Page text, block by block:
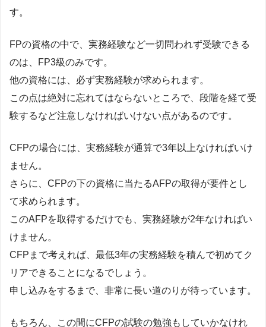
す。
FPの資格の中で、実務経験など一切問われず受験できる
のは、FP3級のみです。
他の資格には、必ず実務経験が求められます。
この点は絶対に忘れてはならないところで、段階を経て受
験するなど注意しなければいけない点があるのです。
CFPの場合には、実務経験が通算で3年以上なければいけ
ません。
さらに、CFPの下の資格に当たるAFPの取得が要件とし
て求められます。
このAFPを取得するだけでも、実務経験が2年なければい
けません。
CFPまで考えれば、最低3年の実務経験を積んで初めてク
リアできることになるでしょう。
申し込みをするまで、非常に長い道のりが待っています。
もちろん、この間にCFPの試験の勉強もしていかなけれ